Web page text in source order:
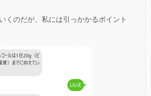
くのだが、私には引っかかるポイント